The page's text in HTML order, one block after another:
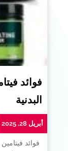
فوائد
البدنية
أبريل 28, 2025
فوائد